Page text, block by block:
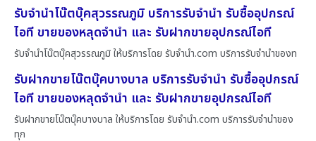
รับจำนำโน๊ตบุ๊คสุวรรณภูมิ บริการรับจำนำ รับซื้ออุปกรณ์
ไอที ขายของหลุดจำนำ และ รับฝากขายอุปกรณ์ไอที
รับจำนำโน๊ตบุ๊คสุวรรณภูมิ ให้บริการโดย รับจํานํา.com บริการรับจำนำของท
รับฝากขายโน๊ตบุ๊คบางบาล บริการรับจำนำ รับซื้ออุปกรณ์
ไอที ขายของหลุดจำนำ และ รับฝากขายอุปกรณ์ไอที
รับฝากขายโน๊ตบุ๊คบางบาล ให้บริการโดย รับจํานํา.com บริการรับจำนำของ
ทุก